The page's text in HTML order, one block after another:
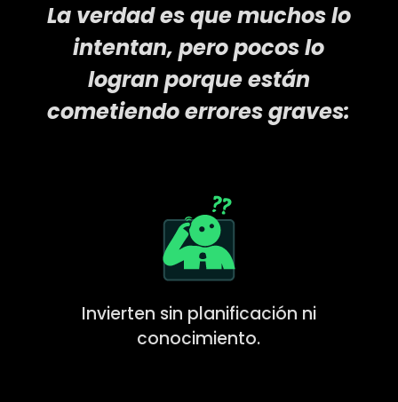
La verdad es que muchos lo
intentan, pero pocos lo
logran porque están
cometiendo errores graves:
Invierten sin planificación ni
conocimiento.